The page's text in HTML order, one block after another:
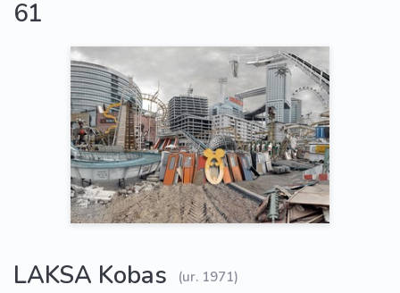
61
LAKSA Kobas (ur. 1971)